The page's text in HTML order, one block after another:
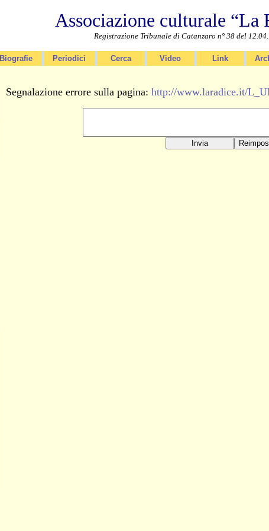
Associazione culturale “La
Registrazione Tribunale di Catanzaro n° 38 del
Biografie Periodici Cerca Video Link
Segnalazione errore sulla pagina: http://www.laradice.it/